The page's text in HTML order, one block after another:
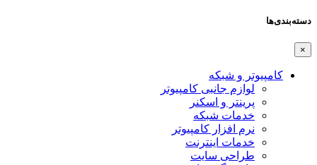
دسته‌بندی‌ها
×
کامپیوتر و شبکه
لوازم جانبی کامپیوتر
پرینتر و اسکنر
خدمات شبکه
نرم افزار کامپیوتر
خدمات اینترنت
طراحی سایت